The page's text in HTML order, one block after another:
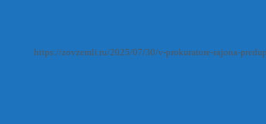
https://zovzemli.ru/2025/07/30/v-prokurature-rajona-